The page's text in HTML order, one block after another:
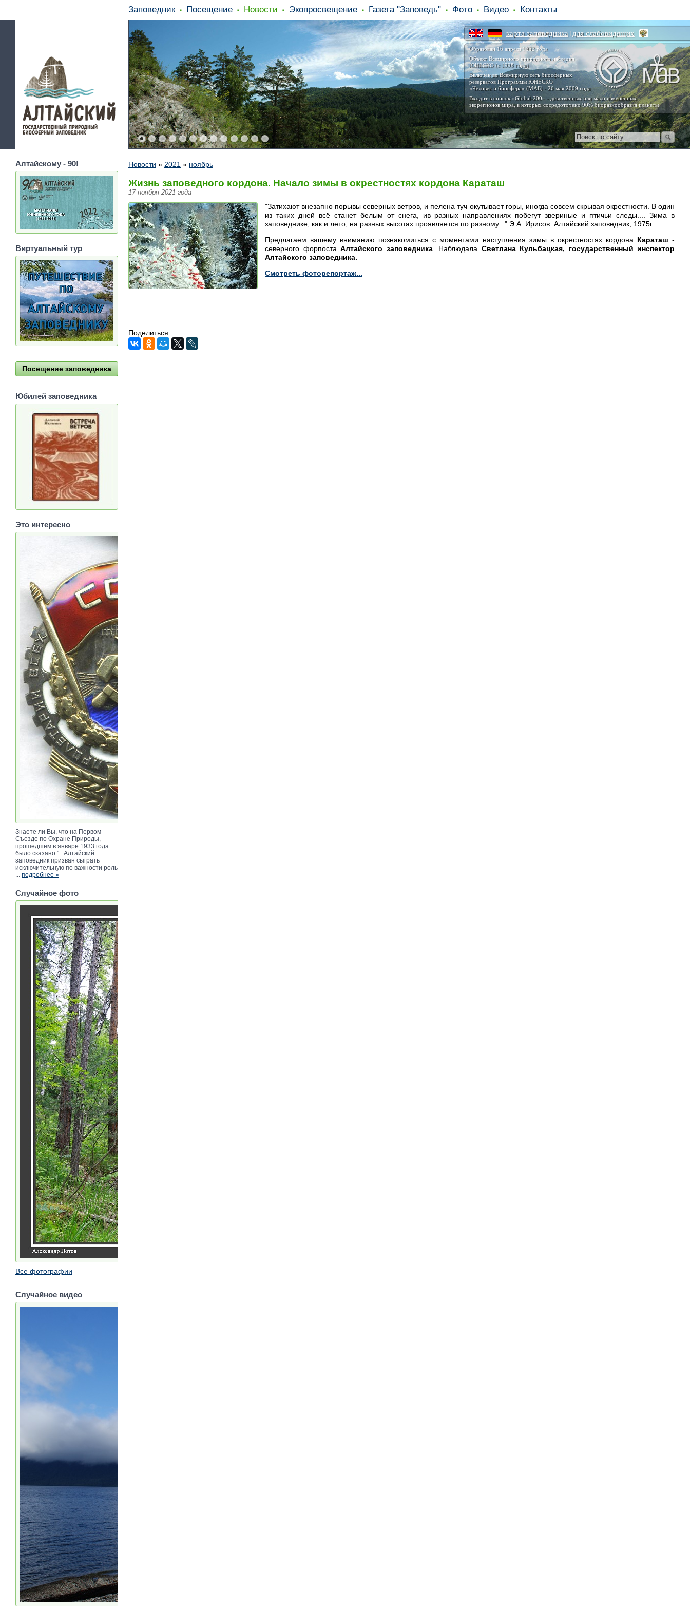
карта заповедника | для слабовидящих
Образован 16 апреля 1932 года
Объект Всемирного природного наследия
ЮНЕСКО (с 1998 года)
Включён во Всемирную сеть биосферных
резерватов Программы ЮНЕСКО
«Человек и биосфера» (МАБ) - 26 мая 2009 года
Входит в список «Global-200» - девственных или мало изменённых
экорегионов мира, в которых сосредоточено 90% биоразнообразия планеты
Заповедник Посещение Новости Экопросвещение Газета "Заповедь" Фото Видео Контакты
Новости » 2021 » ноябрь
Жизнь заповедного кордона. Начало зимы в окрестностях кордона Караташ
17 ноября 2021 года
"Затихают внезапно порывы северных ветров, и пелена туч окутывает горы, иногда совсем скрывая окрестности. В один
из таких дней всё станет белым от снега, ив разных направлениях побегут звериные и птичьи следы.... Зима в
заповеднике, как и лето, на разных высотах проявляется по разному..." Э.А. Ирисов. Алтайский заповедник, 1975г.
Предлагаем вашему вниманию познакомиться с моментами наступления зимы в окрестностях кордона Караташ -
северного форпоста Алтайского заповедника. Наблюдала Светлана Кульбацкая, государственный инспектор
Алтайского заповедника.
Смотреть фоторепортаж...
Поделиться:
Алтайскому - 90!
Виртуальный тур
Посещение заповедника
Юбилей заповедника
Это интересно
Знаете ли Вы, что на Первом
Съезде по Охране Природы,
прошедшем в январе 1933 года
было сказано "...Алтайский
заповедник призван сыграть
исключительную по важности роль
... подробнее »
Случайное фото
Все фотографии
Случайное видео